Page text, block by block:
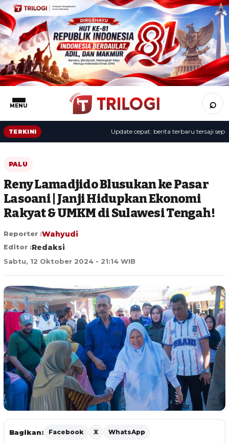
MENU ⌕
TERKINI Update cepat: berita terbaru tersaji
PALU
Reny Lamadjido Blusukan ke Pasar
Lasoani | Janji Hidupkan Ekonomi
Rakyat & UMKM di Sulawesi Tengah !
Reporter :Wahyudi
Editor :Redaksi
Sabtu, 12 Oktober 2024 - 21:14 WIB
Bagikan: Facebook X WhatsApp